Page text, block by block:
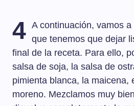
4 A continuación, vamos
que tenemos que dejar
final de la receta. Para ello,
salsa de soja, la salsa de
pimienta blanca, la maicena,
moreno. Mezclamos muy